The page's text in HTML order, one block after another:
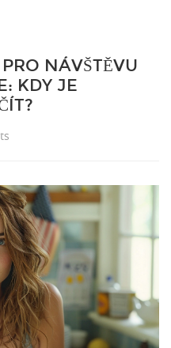
NÁVŠTĚVU
KDY JE